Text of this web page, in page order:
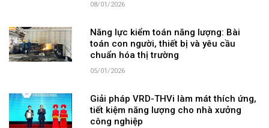
08/01/2026
Năng lực kiểm toán năng lượng: Bài
toán con người, thiết bị và yêu cầu
chuẩn hóa thị trường
05/01/2026
Giải pháp VRD-THVi làm mát thích ứng,
tiết kiệm năng lượng cho nhà xưởng
công nghiệp